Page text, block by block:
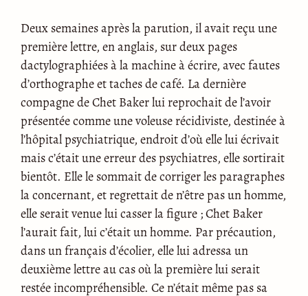
Deux semaines après la parution, il avait reçu une
première lettre, en anglais, sur deux pages
dactylographiées à la machine à écrire, avec fautes
d’orthographe et taches de café. La dernière
compagne de Chet Baker lui reprochait de l’avoir
présentée comme une voleuse récidiviste, destinée à
l’hôpital psychiatrique, endroit d’où elle lui écrivait
mais c’était une erreur des psychiatres, elle sortirait
bientôt. Elle le sommait de corriger les paragraphes
la concernant, et regrettait de n’être pas un homme,
elle serait venue lui casser la figure ; Chet Baker
l’aurait fait, lui c’était un homme. Par précaution,
dans un français d’écolier, elle lui adressa un
deuxième lettre au cas où la première lui serait
restée incompréhensible. Ce n’était même pas sa